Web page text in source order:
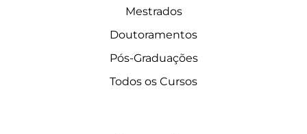
Mestrados
Doutoramentos
Pós-Graduações
Todos os Cursos